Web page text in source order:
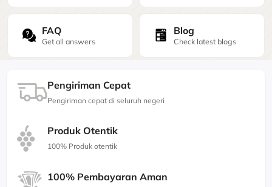
FAQ
Get all answers
Blog
Check latest blogs
Pengiriman Cepat
Pengiriman cepat di seluruh negeri
Produk Otentik
100% Produk otentik
100% Pembayaran Aman